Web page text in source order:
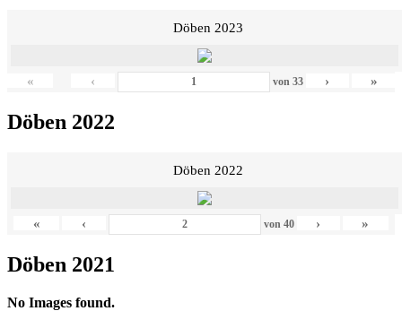
Döben 2023
« ‹ von 33 › »
Döben 2022
Döben 2022
« ‹ von 40 › »
Döben 2021
No Images found.